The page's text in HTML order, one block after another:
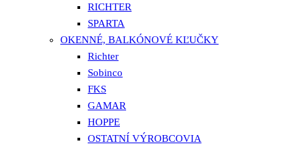
RICHTER
SPARTA
OKENNÉ, BALKÓNOVÉ KĽUČKY
Richter
Sobinco
FKS
GAMAR
HOPPE
OSTATNÍ VÝROBCOVIA